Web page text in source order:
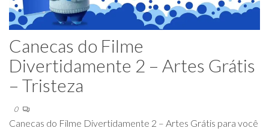
Canecas do Filme
Divertidamente 2 – Artes Grátis
– Tristeza
0
Canecas do Filme Divertidamente 2 – Artes Grátis para você